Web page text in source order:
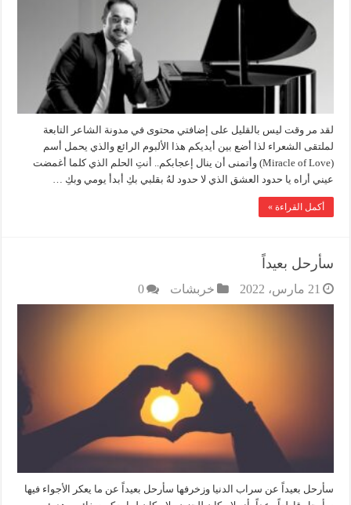
لقد مر وقت ليس بالقليل على إضافتي محتوى في مدونة الشاعر التابعة
لملتقى الشعراء لذا أضع بين أيديكم هذا الألبوم الرائع والذي يحمل أسم
(Miracle of Love) وأتمنى أن ينال إعجابكم.. أنتِ الحلم الذي كلما أغمضت
عيني أراه يا حدود العشق الذي لا حدود لهُ بقلبي بكِ أبدأ يومي وبكِ …
أكمل القراءة »
سأرحل بعيداً
21 مارس، 2022 خربشات 0
سأرحل بعيداً عن سراب الدنيا وزخرفها سأرحل بعيداً عن ما يعكر الأجواء فيها